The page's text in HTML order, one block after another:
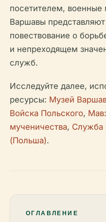
посетителем, военные
Варшавы
повествование о
и непреходящем
служб.
Исследуйте далее,
ресурсы: Музей
Войска Польского,
мученичества, Служба
(Польша).
ОГЛАВЛЕНИЕ